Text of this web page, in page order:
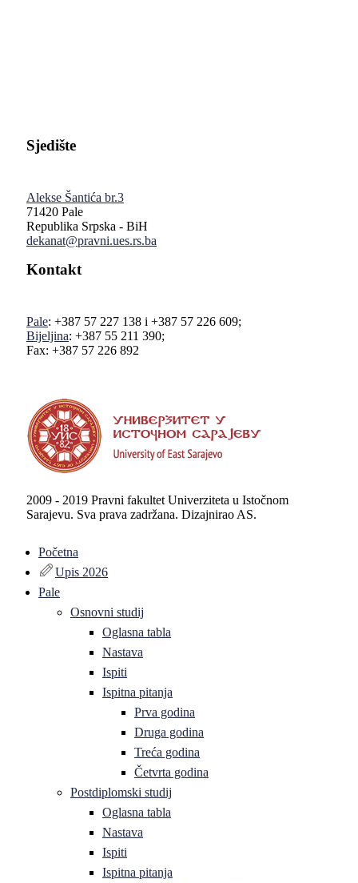
Sjedište
Alekse Šantića br.3
71420 Pale
Republika Srpska - BiH
dekanat@pravni.ues.rs.ba
Kontakt
Pale: +387 57 227 138 i +387 57 226 609;
Bijeljina: +387 55 211 390;
Fax: +387 57 226 892
2009 - 2019 Pravni fakultet Univerziteta u Istočnom
Sarajevu. Sva prava zadržana. Dizajnirao AS.
Početna
Upis 2026
Pale
Osnovni studij
Oglasna tabla
Nastava
Ispiti
Ispitna pitanja
Prva godina
Druga godina
Treća godina
Četvrta godina
Postdiplomski studij
Oglasna tabla
Nastava
Ispiti
Ispitna pitanja